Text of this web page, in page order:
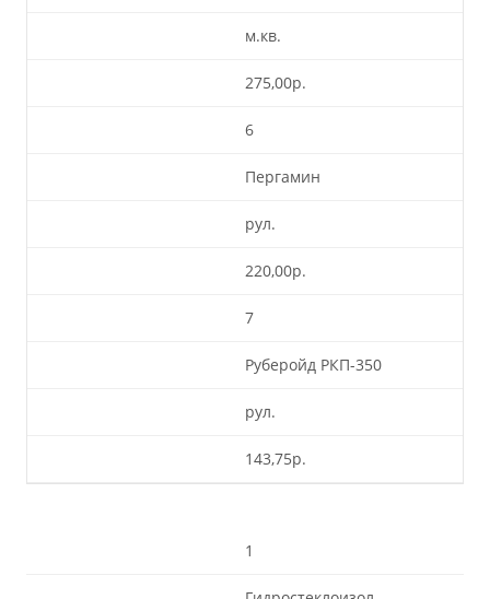
м.кв.
275,00р.
6
Пергамин
рул.
220,00р.
7
Руберойд РКП-350
рул.
143,75р.
1